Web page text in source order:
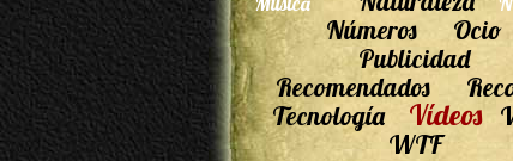
Números
Ocio
Publicidad
Recomendados
Tecnología
Vídeos
WTF